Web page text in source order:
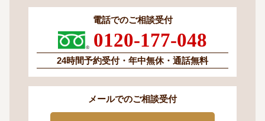
電話でのご相談受付
0120-177-048
24時間予約受付・ 年中無休・通話無料
メールでのご相談受付